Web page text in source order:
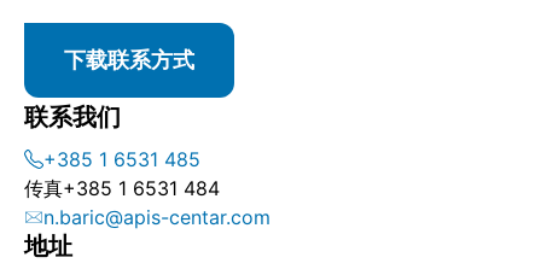
下载联系方式
联系我们
+385 1 6531 485
传真+385 1 6531 484
n.baric@apis-centar.com
地址